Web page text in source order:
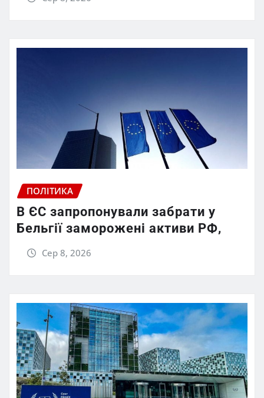
ПОЛІТИКА
В ЄС запропонували забрати у
Бельгії заморожені активи РФ,
Сер 8, 2026